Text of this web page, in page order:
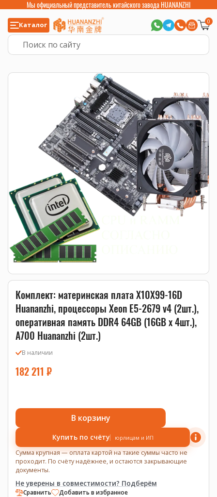
Мы официальный представитель китайского завода HUANANZHI
Каталог 0
Комплект: материнская плата X10X99-16D
Huananzhi, процессоры Xeon E5-2679 v4 (2шт.),
оперативная память DDR4 64GB (16GB x 4шт.),
A700 Huananzhi (2шт.)
В наличии
182 211 ₽
В корзину
Купить по счёту юрлицам и ИП
Сумма крупная — оплата картой на такие суммы часто не
проходит. По счёту надёжнее, и остаются закрывающие
документы.
Не уверены в совместимости? Подберём
Сравнить Добавить в избранное